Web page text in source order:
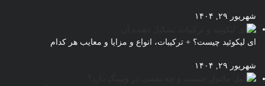
شهریور ۲۹, ۱۴۰۴
ای لیکوئید چیست؟ + ترکیبات، انواع و مزایا و معایب هر کدام
شهریور ۲۹, ۱۴۰۴